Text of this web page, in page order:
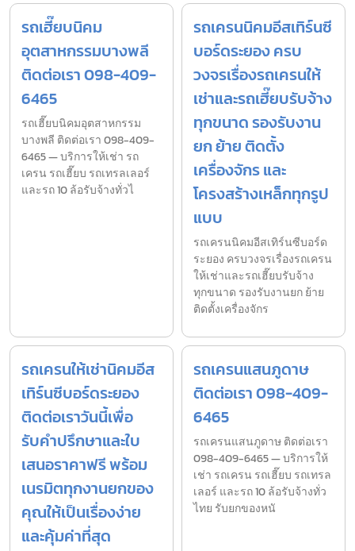
รถเฮี๊ยบนิคม
อุตสาหกรรมบางพลี
ติดต่อเรา 098-409-
6465
รถเฮี๊ยบนิคมอุตสาหกรรม
บางพลี ติดต่อเรา 098-409-
6465 — บริการให้เช่า รถ
เครน รถเฮี๊ยบ รถเทรลเลอร์
และรถ 10 ล้อรับจ้างทั่วไ
รถเครนนิคมอีสเทิร์นซี
บอร์ดระยอง ครบ
วงจรเรื่องรถเครนให้
เช่าและรถเฮี๊ยบรับจ้าง
ทุกขนาด รองรับงาน
ยก ย้าย ติดตั้ง
เครื่องจักร และ
โครงสร้างเหล็กทุกรูป
แบบ
รถเครนนิคมอีสเทิร์นซีบอร์ด
ระยอง ครบวงจรเรื่องรถเครน
ให้เช่าและรถเฮี๊ยบรับจ้าง
ทุกขนาด รองรับงานยก ย้าย
ติดตั้งเครื่องจักร
รถเครนให้เช่านิคมอีส
เทิร์นซีบอร์ดระยอง
ติดต่อเราวันนี้เพื่อ
รับคำปรึกษาและใบ
เสนอราคาฟรี พร้อม
เนรมิตทุกงานยกของ
คุณให้เป็นเรื่องง่าย
และคุ้มค่าที่สุด
รถเครนแสนภูดาษ
ติดต่อเรา 098-409-
6465
รถเครนแสนภูดาษ ติดต่อเรา
098-409-6465 — บริการให้
เช่า รถเครน รถเฮี๊ยบ รถเทรล
เลอร์ และรถ 10 ล้อรับจ้างทั่ว
ไทย รับยกของหนั